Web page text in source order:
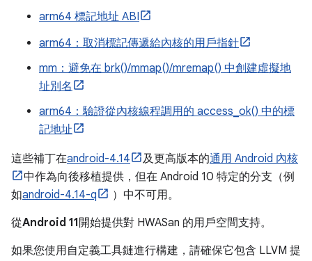
arm64 標記地址 ABI
arm64：取消標記傳遞給內核的用戶指針
mm：避免在 brk()/mmap()/mremap() 中創建虛擬地
址別名
arm64：驗證從內核線程調用的 access_ok() 中的標
記地址
這些補丁在android-4.14 及更高版本的通用 Android 內核
中作為向後移植提供，但在 Android 10 特定的分支（例
如android-4.14-q
）中不可用。
從Android 11 開始提供對 HWASan 的用戶空間支持。
如果您使用自定義工具鏈進行構建，請確保它包含 LLVM 提